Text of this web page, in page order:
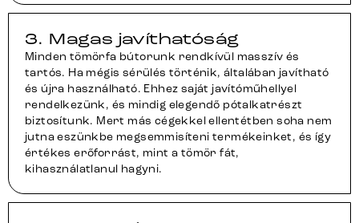
3. Magas javíthatóság
Minden tömörfa bútorunk rendkívül masszív és
tartós. Ha mégis sérülés történik, általában javítható
és újra használható. Ehhez saját javítóműhellyel
rendelkezünk, és mindig elegendő pótalkatrészt
biztosítunk. Mert más cégekkel ellentétben soha nem
jutna eszünkbe megsemmisíteni termékeinket, és így
értékes erőforrást, mint a tömör fát,
kihasználatlanul hagyni.